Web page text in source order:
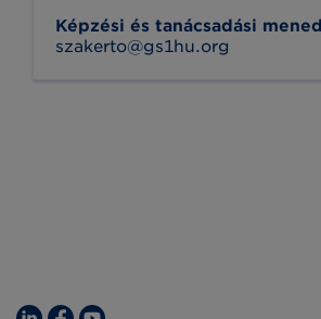
Képzési és tanácsadási
szakerto@gs1hu.org